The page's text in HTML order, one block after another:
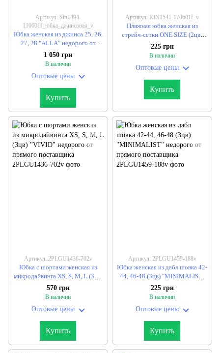
Артикул: Sin1494-
110601f_юбка_джинсовая_v
Юбка женская из джинса 25, 26,
27, 28 "ALLA" недорого от
прямого поставщика
1 050 грн
В наличии
Оптовые цены
Купить
Артикул: RIN1541-170601f_v
Пляжная юбка женская из
стрейч-сетки ONE SIZE (2цв)
"INNA" недорого от прямого
поставщика
225 грн
В наличии
Оптовые цены
Купить
Артикул: 2PLGU1436-702v
Юбка с шортами женская из
микродайвинга XS, S, M, L (3цв)
"VIVID" недорого от прямого
поставщика
570 грн
В наличии
Оптовые цены
Купить
Артикул: 2PLGU1459-188v
Юбка женская из дабл шовка 42-
44, 46-48 (3цв) "MINIMALIST"
недорого от прямого
поставщика
225 грн
В наличии
Оптовые цены
Купить